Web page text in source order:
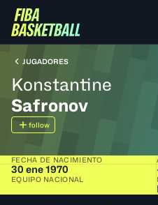
JUGADORES
Konstantine
Safronov
follow
FECHA DE NACIMIENTO
30 ene 1970
EQUIPO NACIONAL